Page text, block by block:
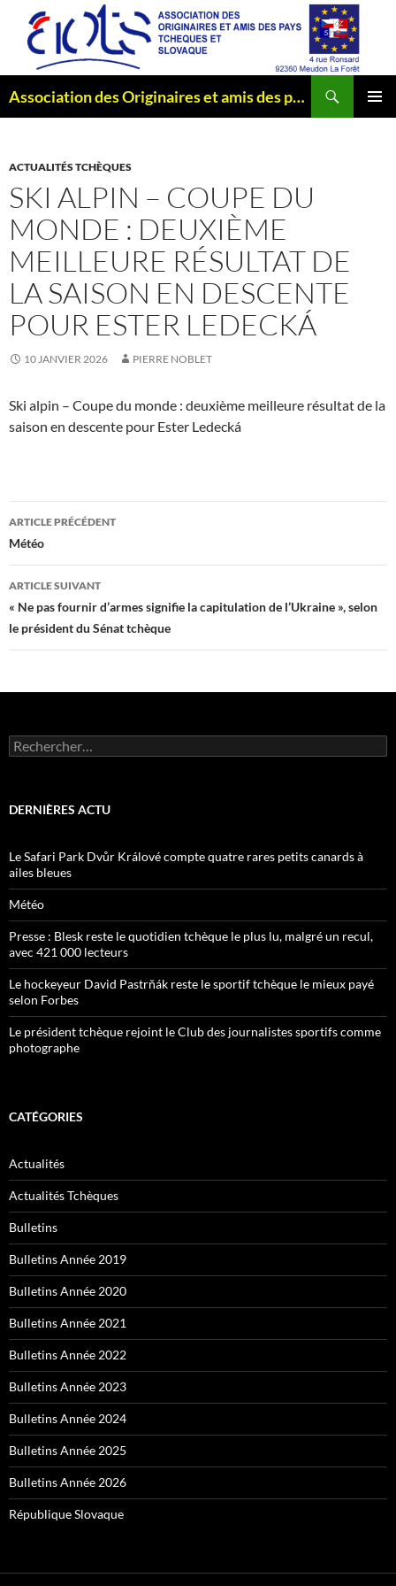
contenu
Association des Originaires et amis des pays Tchèques et Slovaque
ACTUALITÉS TCHÈQUES
SKI ALPIN – COUPE DU
MONDE : DEUXIÈME
MEILLEURE RÉSULTAT DE
LA SAISON EN DESCENTE
POUR ESTER LEDECKÁ
10 JANVIER 2026 PIERRE NOBLET
Ski alpin – Coupe du monde : deuxième meilleure résultat de la
saison en descente pour Ester Ledecká
Navigation
des
articles
ARTICLE PRÉCÉDENT
Météo
ARTICLE SUIVANT
« Ne pas fournir d’armes signifie la capitulation de l’Ukraine », selon
le président du Sénat tchèque
Rechercher :
DERNIÈRES ACTU
Le Safari Park Dvůr Králové compte quatre rares petits canards à
ailes bleues
Météo
Presse : Blesk reste le quotidien tchèque le plus lu, malgré un recul,
avec 421 000 lecteurs
Le hockeyeur David Pastrňák reste le sportif tchèque le mieux payé
selon Forbes
Le président tchèque rejoint le Club des journalistes sportifs comme
photographe
CATÉGORIES
Actualités
Actualités Tchèques
Bulletins
Bulletins Année 2019
Bulletins Année 2020
Bulletins Année 2021
Bulletins Année 2022
Bulletins Année 2023
Bulletins Année 2024
Bulletins Année 2025
Bulletins Année 2026
République Slovaque